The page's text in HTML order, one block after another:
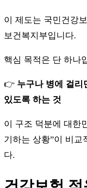
이 제도는 국민건강
보건복지부입니다.
핵심 목적은 단 하나
👉 누구나 병에 걸리
있도록 하는 것
이 구조 덕분에 대한
기하는 상황”이 비교
다.